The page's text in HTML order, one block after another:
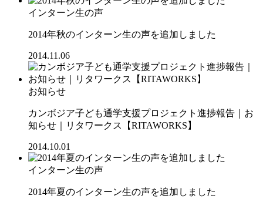
インターン生の声
2014年秋のインターン生の声を追加しました
2014.11.06
お知らせ
カンボジア子ども通学支援プロジェクト進捗報告｜お
知らせ｜リタワークス【RITAWORKS】
2014.10.01
インターン生の声
2014年夏のインターン生の声を追加しました